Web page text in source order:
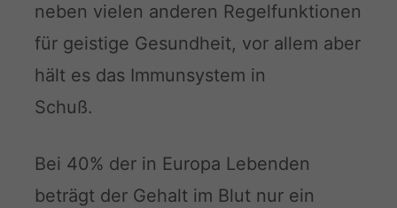
neben vielen anderen Regelfunktionen
für geistige Gesundheit, vor allem aber
hält es das Immunsystem in
Schuß.
Bei 40% der in Europa Lebenden
beträgt der Gehalt im Blut nur ein